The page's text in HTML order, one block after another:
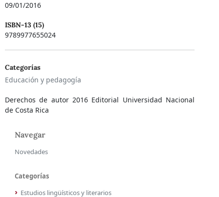
09/01/2016
ISBN-13 (15)
9789977655024
Categorías
Educación y pedagogía
Derechos de autor 2016 Editorial Universidad Nacional
de Costa Rica
Navegar
Novedades
Categorías
Estudios lingüísticos y literarios